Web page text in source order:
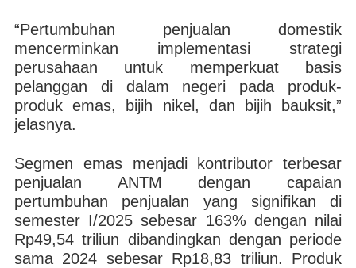
“Pertumbuhan penjualan domestik
mencerminkan implementasi strategi
perusahaan untuk memperkuat basis
pelanggan di dalam negeri pada produk-
produk emas, bijih nikel, dan bijih bauksit,”
jelasnya.
Segmen emas menjadi kontributor terbesar
penjualan ANTM dengan capaian
pertumbuhan penjualan yang signifikan di
semester I/2025 sebesar 163% dengan nilai
Rp49,54 triliun dibandingkan dengan periode
sama 2024 sebesar Rp18,83 triliun. Produk